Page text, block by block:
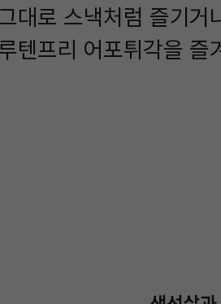
대로 스낵처럼 즐기거
텐프리 어포튀각을 즐